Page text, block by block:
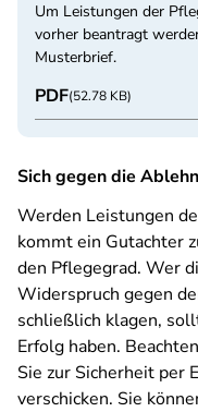
Um Leistungen der
vorher beantragt
Musterbrief.
PDF(52.78 KB)
Sich gegen die
Werden Leistungen
kommt ein Gutachter
den Pflegegrad. Wer
Widerspruch gegen
schließlich klagen,
Erfolg haben.
Sie zur Sicherheit per
verschicken. Sie